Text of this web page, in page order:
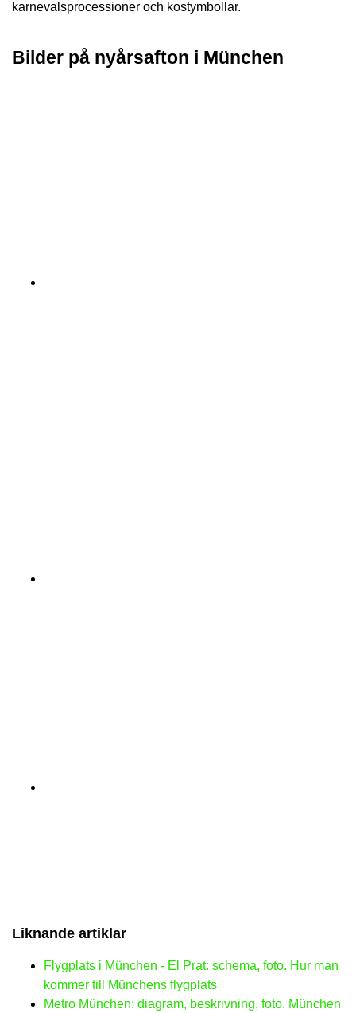
karnevalsprocessioner och kostymbollar.
Bilder på nyårsafton i München
Liknande artiklar
Flygplats i München - El Prat: schema, foto. Hur man
kommer till Münchens flygplats
Metro München: diagram, beskrivning, foto. München